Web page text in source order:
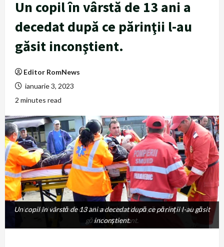
Un copil în vârstă de 13 ani a
decedat după ce părinţii l-au
găsit inconştient.
Editor RomNews
ianuarie 3, 2023
2 minutes read
Un copil în vârstă de 13 ani a decedat după ce părinţii l-au
găsit inconştient.
Un copil în vârstă de 13 ani a decedat după ce părinţii l-au găsit
inconştient.